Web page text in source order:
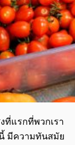
ที่แรกที่พวกเรา
มีความทันสมัย